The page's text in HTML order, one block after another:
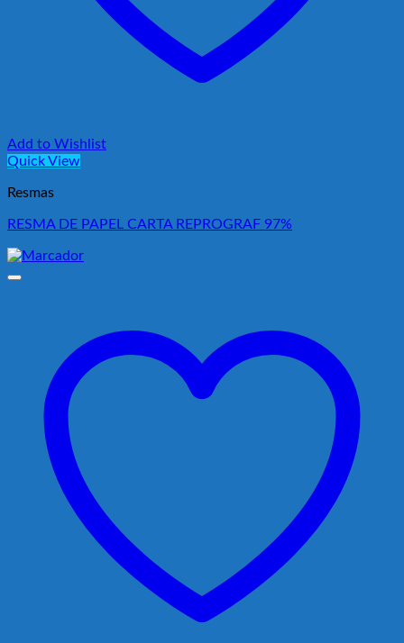
Add to Wishlist
Quick View
Resmas
RESMA DE PAPEL CARTA REPROGRAF 97%